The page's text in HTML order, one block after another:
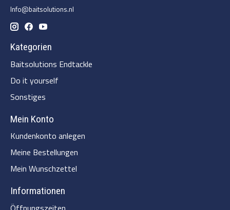
Info@baitsolutions.nl
Kategorien
Baitsolutions Endtackle
Do it yourself
Sonstiges
Mein Konto
Kundenkonto anlegen
Meine Bestellungen
Mein Wunschzettel
Informationen